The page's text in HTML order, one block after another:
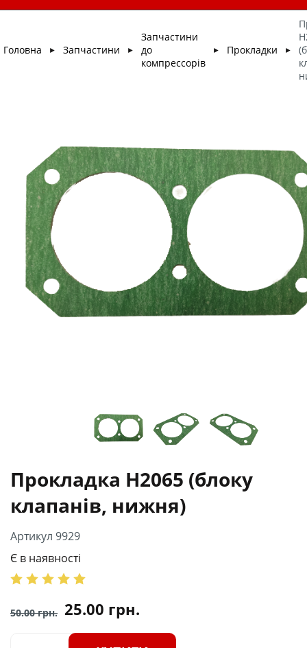
Головна ► Запчастини ►
Запчастини
до
компрессорів
► Прокладки ►
Прокладка H2065 (блоку
клапанів, нижня)
Артикул 9929
Є в наявності
50.00грн. 25.00 грн.